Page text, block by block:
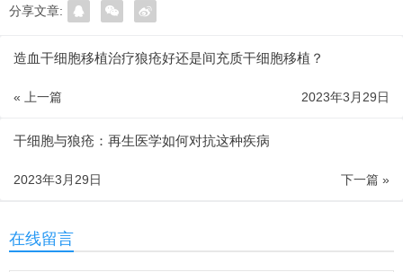
分享文章:
造血干细胞移植治疗狼疮好还是间充质干细胞移植？
« 上一篇 2023年3月29日
干细胞与狼疮：再生医学如何对抗这种疾病
下一篇 »
2023年3月29日
在线留言